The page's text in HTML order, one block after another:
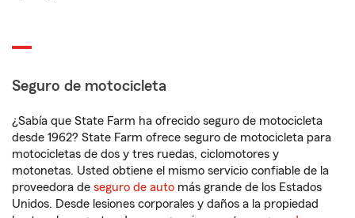
Seguro de motocicleta
¿Sabía que State Farm ha ofrecido seguro de motocicleta
desde 1962? State Farm ofrece seguro de motocicleta para
motocicletas de dos y tres ruedas, ciclomotores y
motonetas. Usted obtiene el mismo servicio confiable de la
proveedora de seguro de auto más grande de los Estados
Unidos. Desde lesiones corporales y daños a la propiedad